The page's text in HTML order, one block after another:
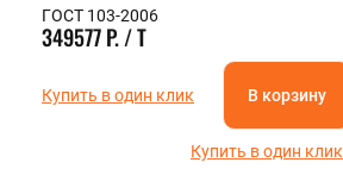
ГОСТ 103-2006
349577 Р. / Т
Купить в один клик В корзину
Купить в один клик